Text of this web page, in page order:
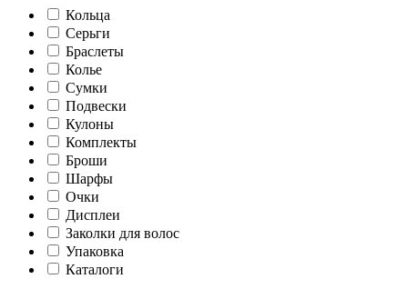
Кольца
Серьги
Браслеты
Колье
Сумки
Подвески
Кулоны
Комплекты
Броши
Шарфы
Очки
Дисплеи
Заколки для волос
Упаковка
Каталоги